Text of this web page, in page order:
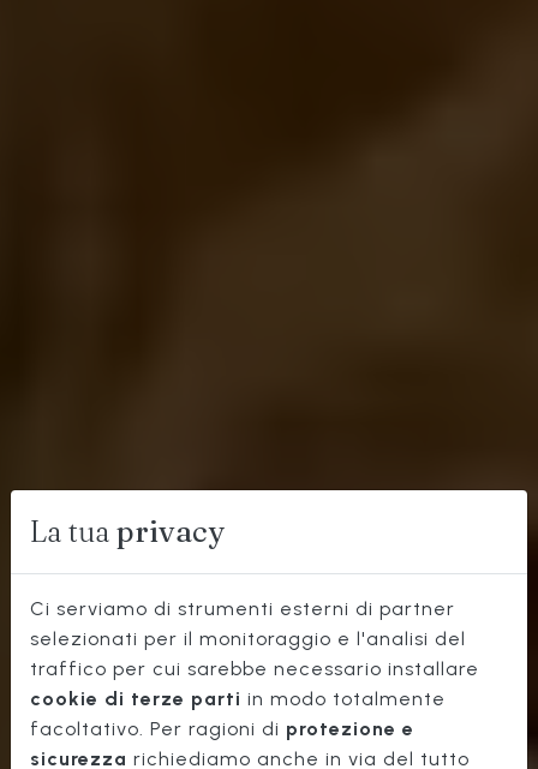
OSTERIA
NON
La tua privacy
Ci serviamo di strumenti esterni di partner
selezionati per il monitoraggio e l'analisi del
traffico per cui sarebbe necessario installare
cookie di terze parti in modo totalmente
facoltativo. Per ragioni di protezione e
sicurezza richiediamo anche in via del tutto